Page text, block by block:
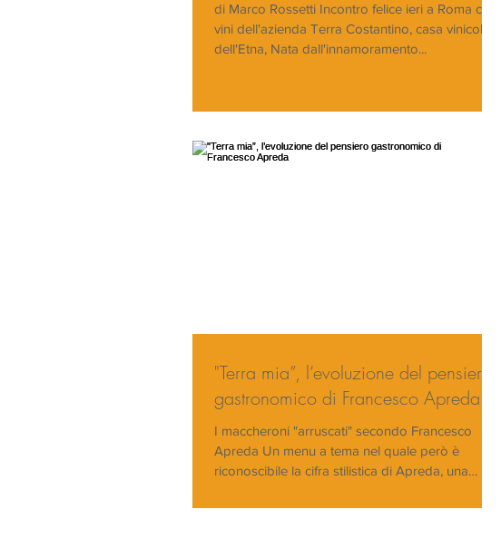
di Marco Rossetti Incontro felice ieri a Roma con i
vini dell'azienda Terra Costantino, casa vinicola
dell'Etna, Nata dall'innamoramento...
"Terra mia”, l’evoluzione del pensiero
gastronomico di Francesco Apreda
I maccheroni "arruscati" secondo Francesco
Apreda Un menu a tema nel quale però è
riconoscibile la cifra stilistica di Apreda, una